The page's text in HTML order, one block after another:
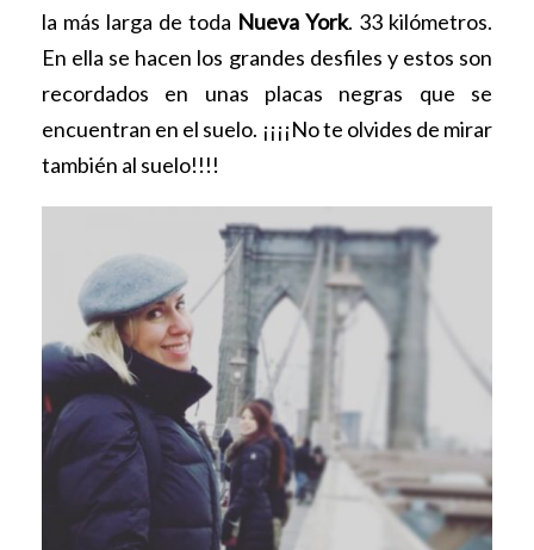
la más larga de toda Nueva York. 33 kilómetros.
En ella se hacen los grandes desfiles y estos son
recordados en unas placas negras que se
encuentran en el suelo. ¡¡¡¡No te olvides de mirar
también al suelo!!!!